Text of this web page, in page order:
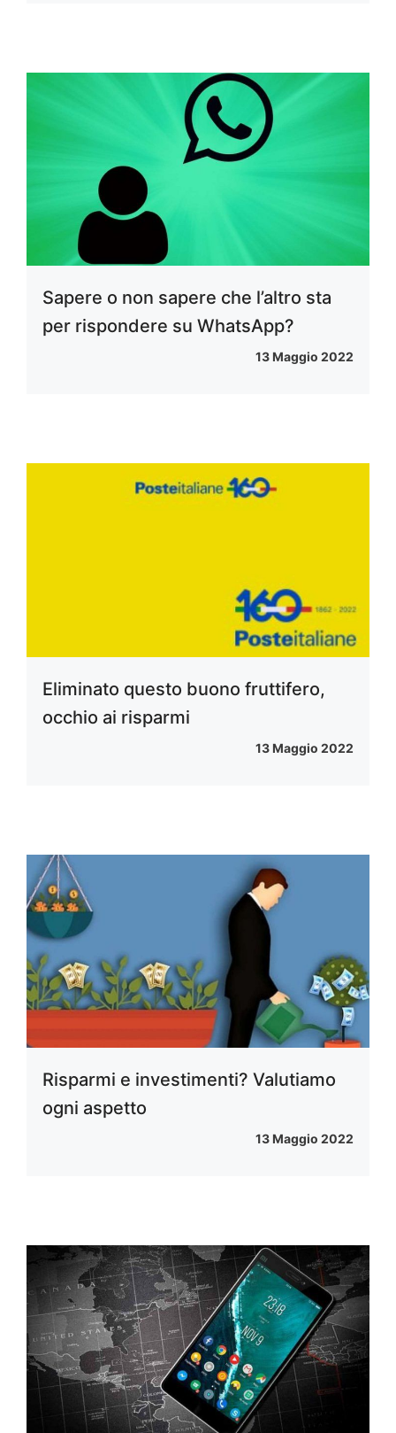
Sapere o non sapere che l’altro sta
per rispondere su WhatsApp?
13 Maggio 2022
Eliminato questo buono fruttifero,
occhio ai risparmi
13 Maggio 2022
Risparmi e investimenti? Valutiamo
ogni aspetto
13 Maggio 2022